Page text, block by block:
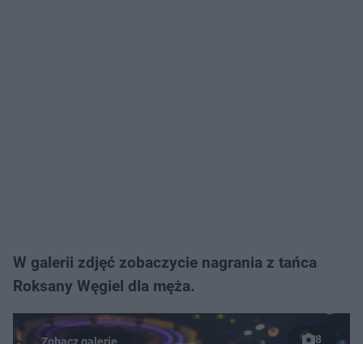
W galerii zdjęć zobaczycie nagrania z tańca
Roksany Węgiel dla męża.
8